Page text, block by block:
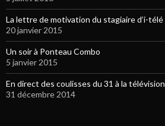
La lettre de motivation du stagiaire d’i-télé
20 janvier 2015
Un soir à Ponteau Combo
5 janvier 2015
En direct des coulisses du 31 à la télévision
31 décembre 2014